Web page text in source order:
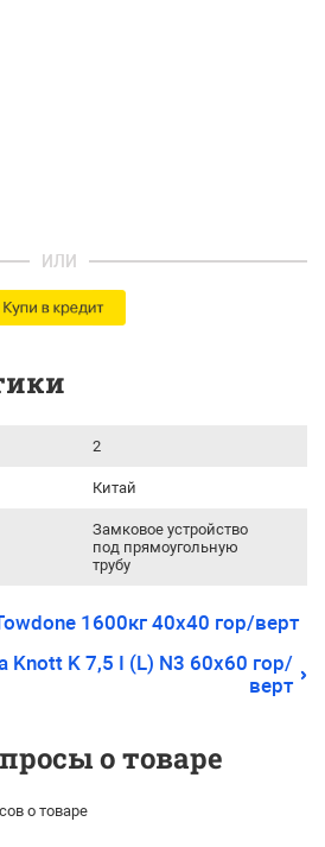
ИЛИ
2
Китай
Замковое устройство
под прямоугольную
трубу
1600кг 40х40 гор/верт
Knott K 7,5 I (L) N3 60х60 гор/
верт
о товаре
о товаре